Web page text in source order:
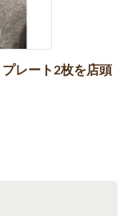
レート2枚を店頭